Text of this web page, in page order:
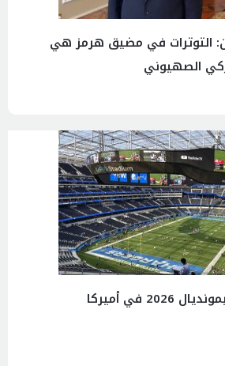
التوترات في مضيق هرمز هي
الصهيوني
في أميركا